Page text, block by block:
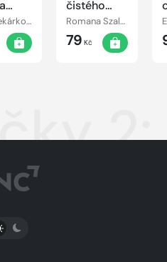
Jana Pekárková
čistého
srdce
Romana Szalaiová
79 Kč
PŘEPNOUT SVĚTLÝ/TMAVÝ REŽIM